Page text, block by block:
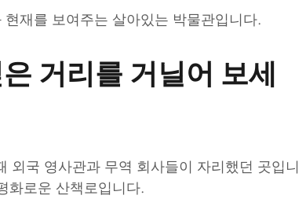
재를 보여주는 살아있는 박물관입니다.
거리를 거닐어 보세
외국 영사관과 무역 회사들이 자리했던 곳입니
화로운 산책로입니다.